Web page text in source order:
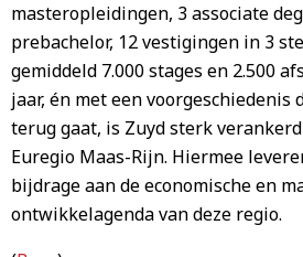
masteropleidingen, 3 associate
prebachelor, 12 vestigingen in 3
gemiddeld 7.000 stages en 2.500
jaar, én met een voorgeschiedenis
terug gaat, is Zuyd sterk
Euregio Maas-Rijn. Hiermee
bijdrage aan de economische en
ontwikkelagenda van deze regio.